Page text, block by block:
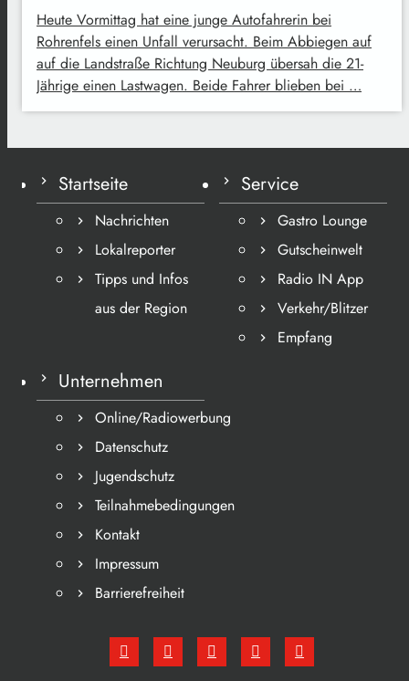
Heute Vormittag hat eine junge Autofahrerin bei
Rohrenfels einen Unfall verursacht. Beim Abbiegen auf
auf die Landstraße Richtung Neuburg übersah die 21-
Jährige einen Lastwagen. Beide Fahrer blieben bei …
Startseite
Nachrichten
Lokalreporter
Tipps und Infos
aus der Region
Service
Gastro Lounge
Gutscheinwelt
Radio IN App
Verkehr/Blitzer
Empfang
Unternehmen
Online/Radiowerbung
Datenschutz
Jugendschutz
Teilnahmebedingungen
Kontakt
Impressum
Barrierefreiheit